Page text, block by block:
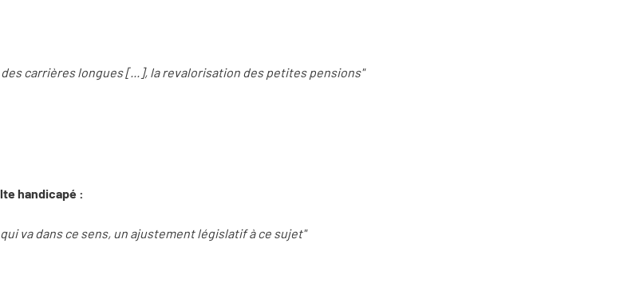
des carrières longues [...], la revalorisation des petites pensions"
handicapé :
va dans ce sens, un ajustement législatif à ce sujet"